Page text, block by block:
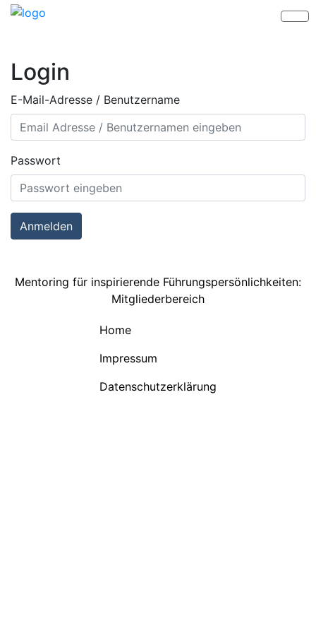
Login
E-Mail-Adresse / Benutzername
Passwort
Anmelden
Mentoring für inspirierende Führungspersönlichkeiten:
Mitgliederbereich
Home
Impressum
Datenschutzerklärung